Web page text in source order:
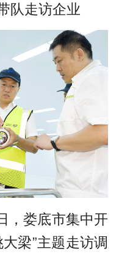
队走访企业
，娄底市集中开
梁”主题走访调